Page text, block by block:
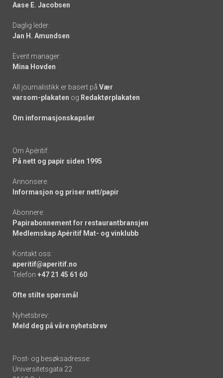
-
links
Aase E. Jacobsen
Daglig leder:
Jan H. Amundsen
Event manager:
Mina Hovden
All journalistikk er basert på Vær
varsom-plakaten og Redaktørplakaten
Om informasjonskapsler
Om Apéritif:
På nett og papir siden 1995
Annonsere:
Informasjon og priser nett/papir
Abonnere:
Papirabonnement for restaurantbransjen
Medlemskap Apéritif Mat- og vinklubb
Kontakt oss:
aperitif@aperitif.no
Telefon +47 21 45 61 60
Ofte stilte spørsmål
Nyhetsbrev:
Meld deg på våre nyhetsbrev
Post- og besøksadresse:
Universitetsgata 22